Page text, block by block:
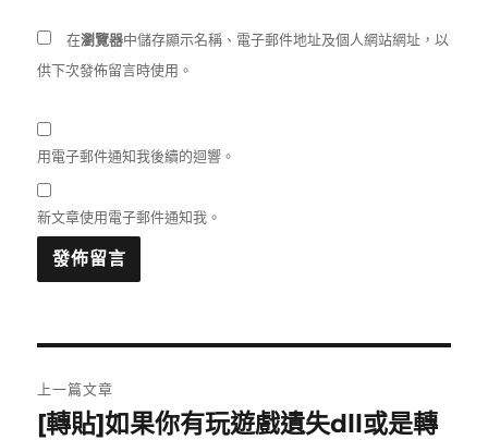
在瀏覽器中儲存顯示名稱、電子郵件地址及個人網站網址，以
供下次發佈留言時使用。
用電子郵件通知我後續的迴響。
新文章使用電子郵件通知我。
章
上一篇文章
上
[轉貼]如果你有玩遊戲遺失dll或是轉